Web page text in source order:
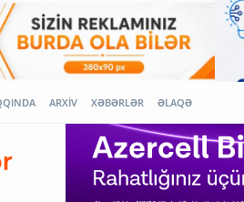
ARXİV XƏBƏRLƏR ƏLAQƏ